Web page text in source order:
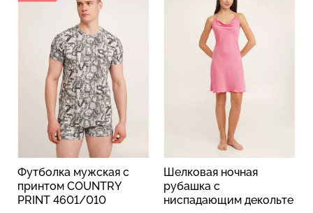
Футболка мужская с
принтом COUNTRY
PRINT 4601/010
Шелковая ночная
рубашка с
ниспадающим декольте